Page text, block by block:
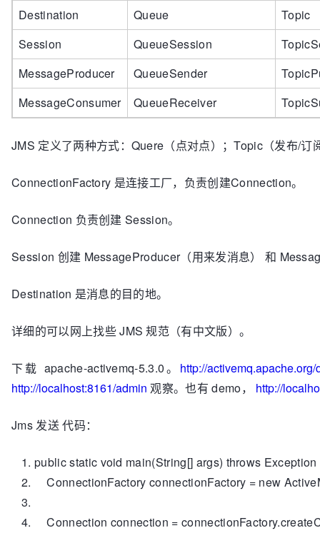
Destination
Queue
Topic
Session
QueueSession
MessageProducer
QueueSender
MessageConsumer
QueueReceiver
JMS 定义了两种方式：Quere（点对点）；Topic（发布/订
ConnectionFactory 是连接工厂，负责创建Connection。
Connection 负责创建 Session。
Session 创建 MessageProducer（用来发消息） 和
Destination 是消息的目的地。
详细的可以网上找些 JMS 规范（有中文版）。
下载 apache-activemq-5.3.0。 http://
http://localhost:8161/admin 观察。也有 demo， http://
Jms 发送 代码：
publicstatic void main(String[] args) throws
ConnectionFactory connectionFactory = new
Connection connection =